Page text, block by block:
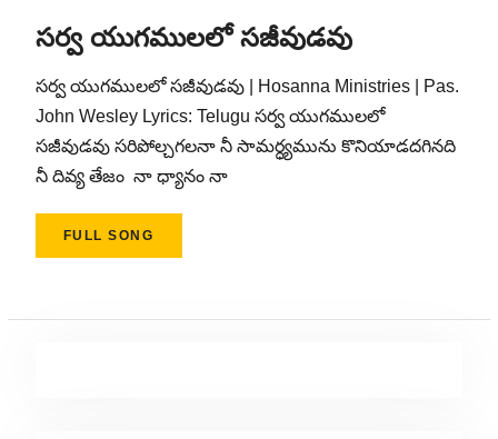
సర్వ యుగములలో సజీవుడవు
సర్వ యుగములలో సజీవుడవు | Hosanna Ministries | Pas.
John Wesley Lyrics: Telugu సర్వ యుగములలో
సజీవుడవు సరిపోల్చగలనా నీ సామర్ధ్యమును కొనియాడదగినది
నీ దివ్య తేజం నా ధ్యానం నా
FULL SONG